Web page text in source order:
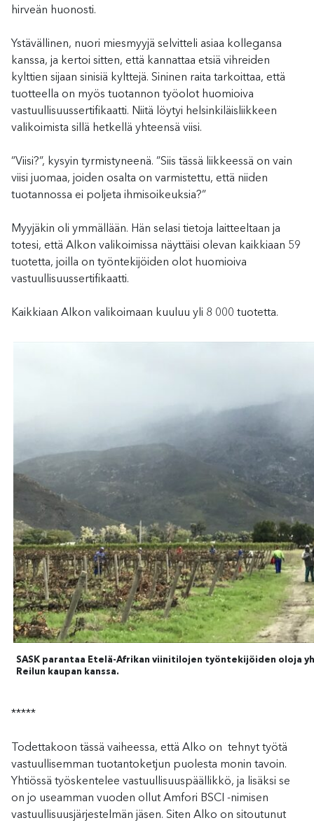
hirveän huonosti.
Ystävällinen, nuori miesmyyjä selvitteli asiaa kollegansa
kanssa, ja kertoi sitten, että kannattaa etsiä vihreiden
kylttien sijaan sinisiä kylttejä. Sininen raita tarkoittaa, että
tuotteella on myös tuotannon työolot huomioiva
vastuullisuussertifikaatti. Niitä löytyi helsinkiläisliikkeen
valikoimista sillä hetkellä yhteensä viisi.
”Viisi?”, kysyin tyrmistyneenä. ”Siis tässä liikkeessä on vain
viisi juomaa, joiden osalta on varmistettu, että niiden
tuotannossa ei poljeta ihmisoikeuksia?”
Myyjäkin oli ymmällään. Hän selasi tietoja laitteeltaan ja
totesi, että Alkon valikoimissa näyttäisi olevan kaikkiaan 59
tuotetta, joilla on työntekijöiden olot huomioiva
vastuullisuussertifikaatti.
Kaikkiaan Alkon valikoimaan kuuluu yli 8 000 tuotetta.
SASK parantaa Etelä-Afrikan viinitilojen työntekijöiden oloja
Reilun kaupan kanssa.
*****
Todettakoon tässä vaiheessa, että Alko on tehnyt työtä
vastuullisemman tuotantoketjun puolesta monin tavoin.
Yhtiössä työskentelee vastuullisuuspäällikkö, ja lisäksi se
on jo useamman vuoden ollut Amfori BSCI -nimisen
vastuullisuusjärjestelmän jäsen. Siten Alko on sitoutunut